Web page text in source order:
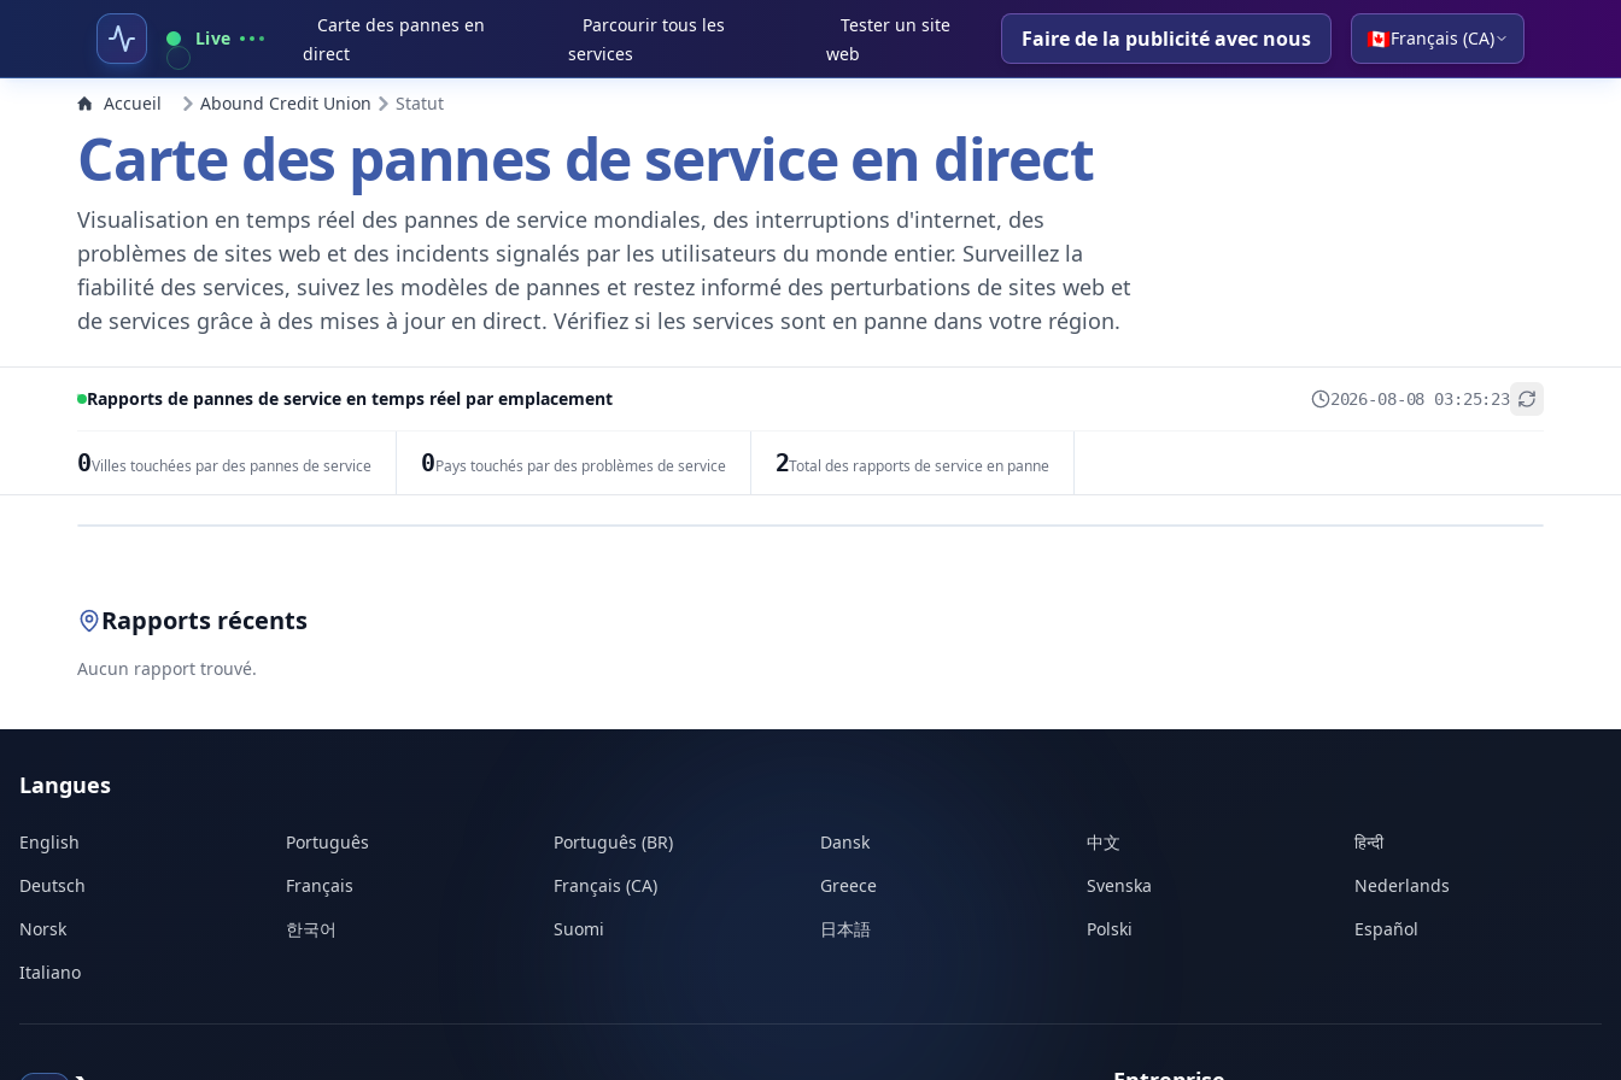
Live
Carte des pannes en
direct
Parcourir tous les
services
Tester un site
web
Faire de la publicité avec nous 🇨🇦Français (CA)
Accueil Abound Credit Union Statut
Carte des pannes de service en direct
Visualisation en temps réel des pannes de service mondiales, des interruptions d'internet, des
problèmes de sites web et des incidents signalés par les utilisateurs du monde entier. Surveillez la
fiabilité des services, suivez les modèles de pannes et restez informé des perturbations de sites web et
de services grâce à des mises à jour en direct. Vérifiez si les services sont en panne dans votre région.
Rapports de pannes de service en temps réel par emplacement 2026-08-08 03:25:23
0Villes touchées par des pannes de service 0Pays touchés par des problèmes de service 2Total des rapports de service en panne
Rapports récents
Aucun rapport trouvé.
Langues
English Português Português (BR) Dansk 中文
हिन्दी
Deutsch
Français Français (CA) Greece Svenska
Nederlands
Norsk
한국어 Suomi 日本語 Polski
Español
Italiano